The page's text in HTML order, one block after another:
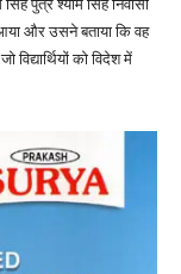
पुत्र श्याम सिंह निवासी
आया और उसने बताया कि वह
को विदेश में